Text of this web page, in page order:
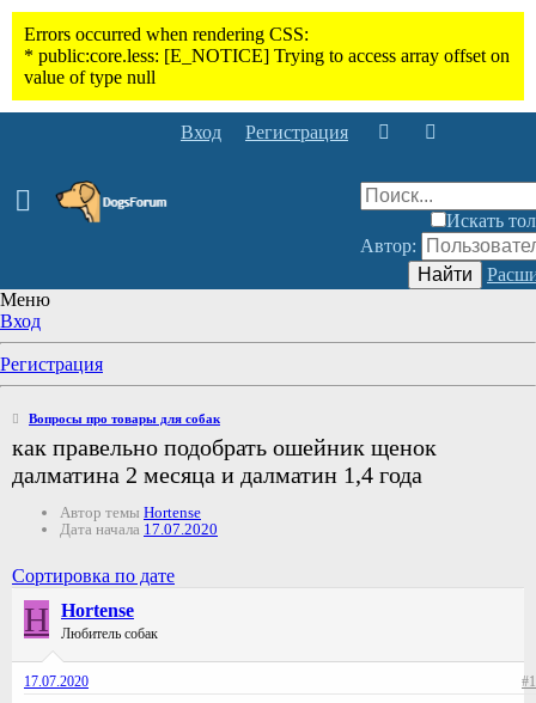
Вход Регистрация
Искать
Автор:
Найти
Меню
Вход
Регистрация
Вопросы про товары для собак
как правельно подобрать ошейник щенок
далматина 2 месяца и далматин 1,4 года
Автор темы Hortense
Дата начала 17.07.2020
Сортировка по дате
H Hortense
Любитель собак
17.07.2020 #1